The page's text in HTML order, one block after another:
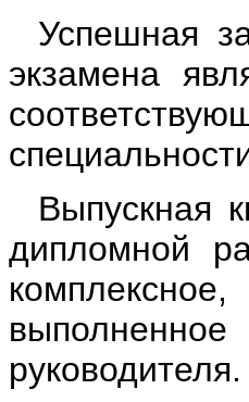
Успешная
экзамена
Выпускная
дипломной
руководителя.